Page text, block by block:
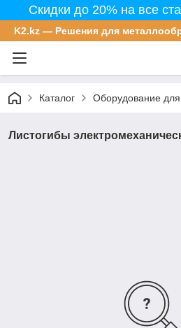
Скидки до 20% на все
K2.kz — Решения для
Каталог Оборудование
Листогибы